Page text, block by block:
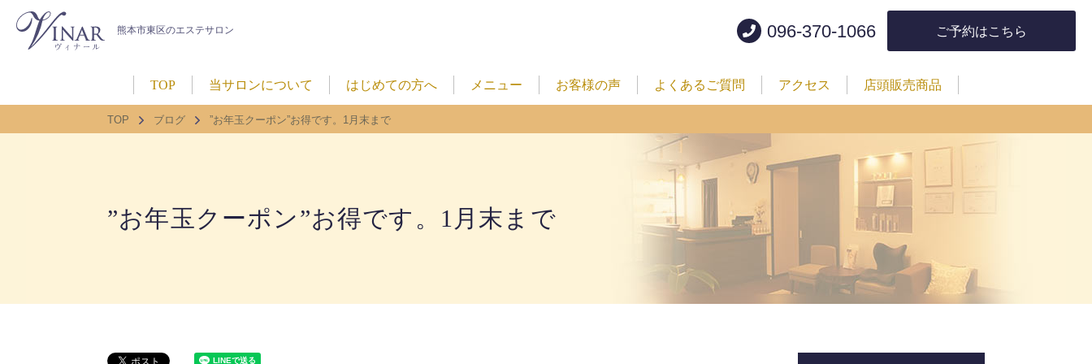
熊本市東区のエステサロン 096-370-1066 ご予約はこちら
TOP 当サロンについて はじめての方へ メニュー お客様の声 よくあるご質問 アクセス 店頭販売商品
TOP ブログ ”お年玉クーポン”お得です。1月末まで
”お年玉クーポン”お得です。1月末まで